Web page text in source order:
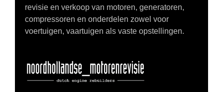
revisie en verkoop van motoren, generatoren,
compressoren en onderdelen zowel voor
voertuigen, vaartuigen als vaste opstellingen.